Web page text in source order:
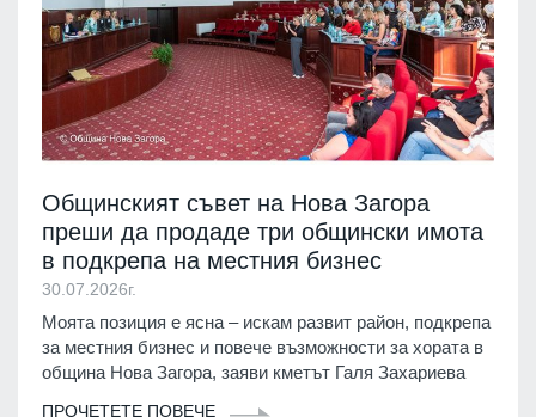
Общинският съвет на Нова Загора
преши да продаде три общински имота
в подкрепа на местния бизнес
30.07.2026г.
Моята позиция е ясна – искам развит район, подкрепа
за местния бизнес и повече възможности за хората в
община Нова Загора, заяви кметът Галя Захариева
ПРОЧЕТЕТЕ ПОВЕЧЕ